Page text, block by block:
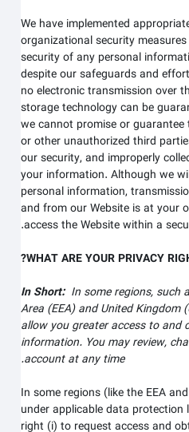
We have implemented
organizational security
security of any personal
despite our safeguards and
no electronic transmission
storage technology can be
we cannot promise or
or other unauthorized third
our security, and improperly
your information. Although we
personal information,
and from ourWebsiteis at
access theWebsitewithin a
In Short: In some regions,
Area (EEA) and United
allow you greater access to
information.You may review,
account at any time.
In some regions (like the EEA
under applicable data
right (i) to request access and